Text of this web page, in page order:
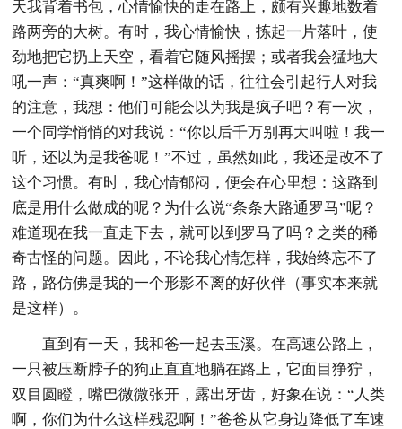
天我背着书包，心情愉快的走在路上，颇有兴趣地数着
路两旁的大树。有时，我心情愉快，拣起一片落叶，使
劲地把它扔上天空，看着它随风摇摆；或者我会猛地大
吼一声：“真爽啊！”这样做的话，往往会引起行人对我
的注意，我想：他们可能会以为我是疯子吧？有一次，
一个同学悄悄的对我说：“你以后千万别再大叫啦！我一
听，还以为是我爸呢！”不过，虽然如此，我还是改不了
这个习惯。有时，我心情郁闷，便会在心里想：这路到
底是用什么做成的呢？为什么说“条条大路通罗马”呢？
难道现在我一直走下去，就可以到罗马了吗？之类的稀
奇古怪的问题。因此，不论我心情怎样，我始终忘不了
路，路仿佛是我的一个形影不离的好伙伴（事实本来就
是这样）。
直到有一天，我和爸一起去玉溪。在高速公路上，
一只被压断脖子的狗正直直地躺在路上，它面目狰狞，
双目圆瞪，嘴巴微微张开，露出牙齿，好象在说：“人类
啊，你们为什么这样残忍啊！”爸爸从它身边降低了车速